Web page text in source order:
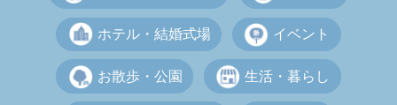
ホテル・結婚式場 イベント
お散歩・公園 生活・暮らし